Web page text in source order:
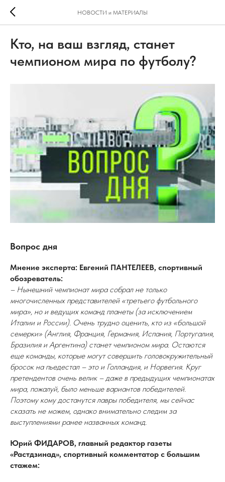
НОВОСТИ и МАТЕРИАЛЫ
Кто, на ваш взгляд, станет
чемпионом мира по футболу?
Вопрос дня
Мнение эксперта: Евгений ПАНТЕЛЕЕВ, спортивный
обозреватель:
– Нынешний чемпионат мира собрал не только
многочисленных представителей «третьего футбольного
мира», но и ведущих команд планеты (за исключением
Италии и России). Очень трудно оценить, кто из «большой
семерки» (Англия, Франция, Германия, Испания, Португалия,
Бразилия и Аргентина) станет чемпионом мира. Остаются
еще команды, которые могут совершить головокружительный
бросок на пьедестал – это и Голландия, и Норвегия. Круг
претендентов очень велик – даже в предыдущих чемпионатах
мира, пожалуй, было меньше вариантов победителей.
Поэтому кому достанутся лавры победителя, мы сейчас
сказать не можем, однако внимательно следим за
выступлениями ранее названных команд.
Юрий ФИДАРОВ, главный редактор газеты
«Растдзинад», спортивный комментатор с большим
стажем: